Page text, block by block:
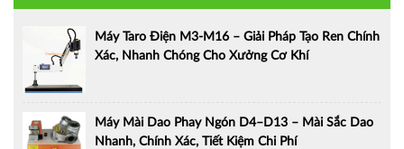
Máy Taro Điện M3-M16 – Giải Pháp Tạo Ren Chính
Xác, Nhanh Chóng Cho Xưởng Cơ Khí
Máy Mài Dao Phay Ngón D4–D13 – Mài Sắc Dao
Nhanh, Chính Xác, Tiết Kiệm Chi Phí